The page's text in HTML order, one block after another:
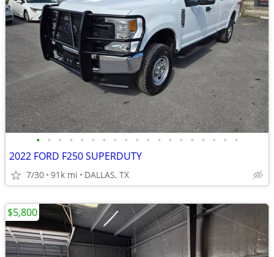
• • • • • • • • • • • • • • • • • • •
2022 FORD F250 SUPERDUTY
7/30 91k mi DALLAS, TX
$5,800